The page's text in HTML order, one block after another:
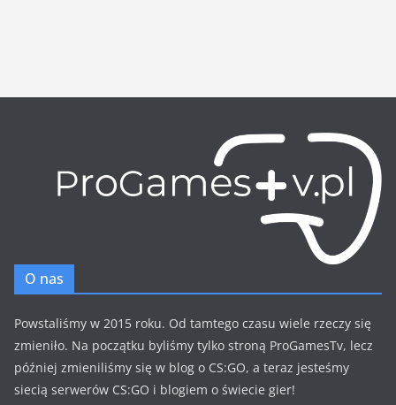
O nas
Powstaliśmy w 2015 roku. Od tamtego czasu wiele rzeczy się
zmieniło. Na początku byliśmy tylko stroną ProGamesTv, lecz
później zmieniliśmy się w blog o CS:GO, a teraz jesteśmy
siecią serwerów CS:GO i blogiem o świecie gier!